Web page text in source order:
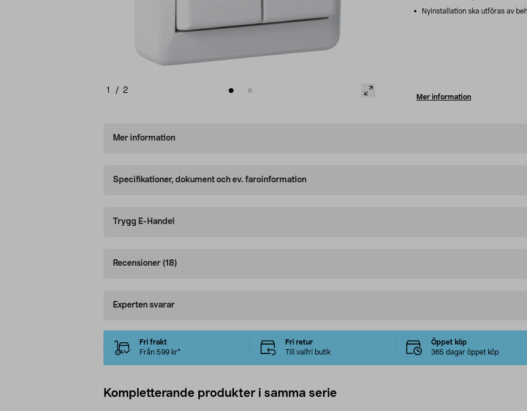
1 / 2
Nyinstallation ska utföras av
Mer information
Mer information
Specifikationer, dokument och ev. faroinformation
Trygg E-Handel
Recensioner (18)
Experten svarar
Fri frakt
Från 599 kr*
Fri retur
Till valfri butik
Öppet köp
365 dagar öppet köp
Kompletterande produkter i samma serie